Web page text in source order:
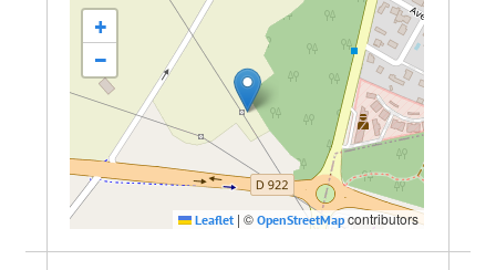
+
−
Leaflet | ©OpenStreetMap contributors